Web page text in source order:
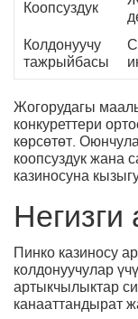
Коопсуздук
Колдонуучу
тажрыйбасы
Жогорудагы
конкуреттери
көрсөтөт.
коопсуздук жана
казиносуна
Пинко казиносу
колдонуучулар
артыкчылыктар
канааттандырат